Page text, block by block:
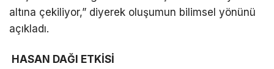
altına çekiliyor,” diyerek oluşumun bilimsel yönünü
açıkladı.
HASAN DAĞI ETKİSİ